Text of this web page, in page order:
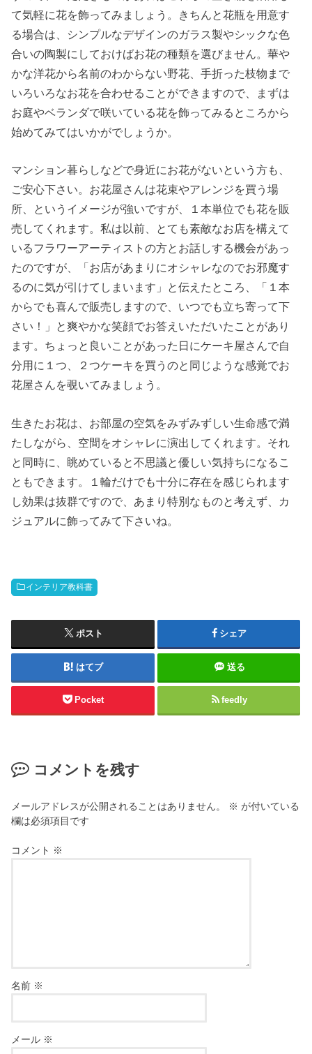
て気軽に花を飾ってみましょう。きちんと花瓶を用意す
る場合は、シンプルなデザインのガラス製やシックな色
合いの陶製にしておけばお花の種類を選びません。華や
かな洋花から名前のわからない野花、手折った枝物まで
いろいろなお花を合わせることができますので、まずは
お庭やベランダで咲いている花を飾ってみるところから
始めてみてはいかがでしょうか。
マンション暮らしなどで身近にお花がないという方も、
ご安心下さい。お花屋さんは花束やアレンジを買う場
所、というイメージが強いですが、１本単位でも花を販
売してくれます。私は以前、とても素敵なお店を構えて
いるフラワーアーティストの方とお話しする機会があっ
たのですが、「お店があまりにオシャレなのでお邪魔す
るのに気が引けてしまいます」と伝えたところ、「１本
からでも喜んで販売しますので、いつでも立ち寄って下
さい！」と爽やかな笑顔でお答えいただいたことがあり
ます。ちょっと良いことがあった日にケーキ屋さんで自
分用に１つ、２つケーキを買うのと同じような感覚でお
花屋さんを覗いてみましょう。
生きたお花は、お部屋の空気をみずみずしい生命感で満
たしながら、空間をオシャレに演出してくれます。それ
と同時に、眺めていると不思議と優しい気持ちになるこ
ともできます。１輪だけでも十分に存在を感じられます
し効果は抜群ですので、あまり特別なものと考えず、カ
ジュアルに飾ってみて下さいね。
インテリア教科書
ポスト シェア
はてブ 送る
Pocket feedly
コメントを残す
メールアドレスが公開されることはありません。 ※ が付いている
欄は必須項目です
コメント ※
名前 ※
メール ※